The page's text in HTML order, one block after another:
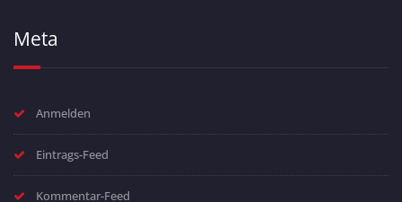
Meta
Anmelden
Eintrags-Feed
Kommentar-Feed